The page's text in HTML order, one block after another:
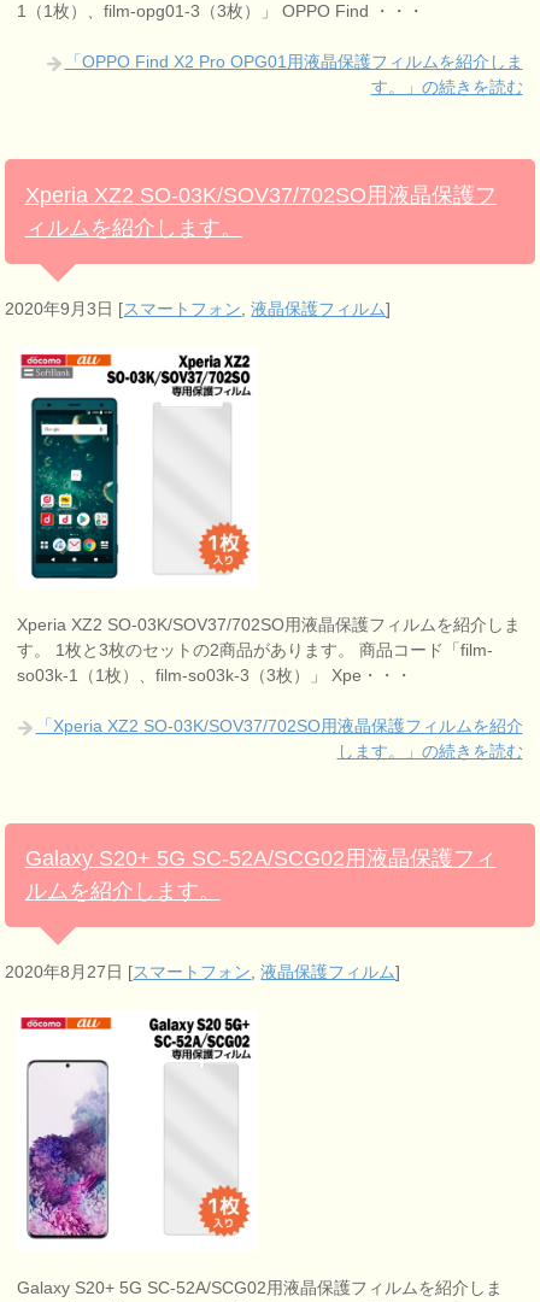
1（1枚）、film-opg01-3（3枚）」 OPPO Find ・・・
「OPPO Find X2 Pro OPG01用液晶保護フィルムを紹介しま
す。」の続きを読む
Xperia XZ2 SO-03K/SOV37/702SO用液晶保護フ
ィルムを紹介します。
2020年9月3日 [スマートフォン ,液晶保護フィルム]
Xperia XZ2 SO-03K/SOV37/702SO用液晶保護フィルムを紹介しま
す。 1枚と3枚のセットの2商品があります。 商品コード「film-
so03k-1（1枚）、film-so03k-3（3枚）」 Xpe・・・
「Xperia XZ2 SO-03K/SOV37/702SO用液晶保護フィルムを紹介
します。」の続きを読む
Galaxy S20+ 5G SC-52A/SCG02用液晶保護フィ
ルムを紹介します。
2020年8月27日 [スマートフォン,液晶保護フィルム]
Galaxy S20+ 5G SC-52A/SCG02用液晶保護フィルムを紹介しま